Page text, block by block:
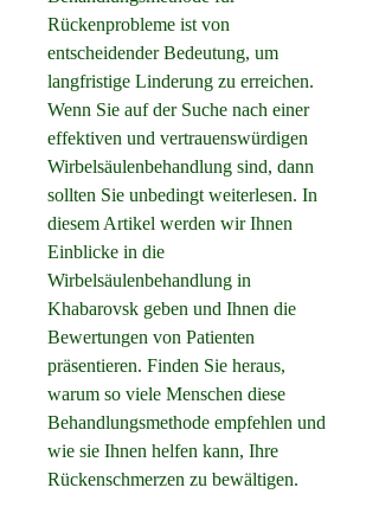
Rückenprobleme ist von
entscheidender Bedeutung, um
langfristige Linderung zu erreichen.
Wenn Sie auf der Suche nach einer
effektiven und vertrauenswürdigen
Wirbelsäulenbehandlung sind, dann
sollten Sie unbedingt weiterlesen. In
diesem Artikel werden wir Ihnen
Einblicke in die
Wirbelsäulenbehandlung in
Khabarovsk geben und Ihnen die
Bewertungen von Patienten
präsentieren. Finden Sie heraus,
warum so viele Menschen diese
Behandlungsmethode empfehlen und
wie sie Ihnen helfen kann, Ihre
Rückenschmerzen zu bewältigen.